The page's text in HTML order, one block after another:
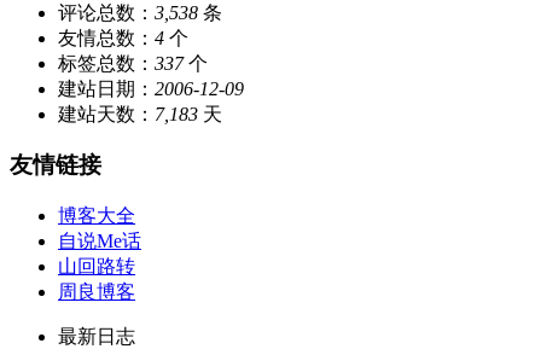
评论总数： 3,538 条
友情总数： 4 个
标签总数： 337个
建站日期： 2006-12-09
建站天数： 7,183 天
友情链接
博客大全
自说Me话
山回路转
周良博客
最新日志